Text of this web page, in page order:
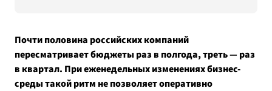
Почти половина российских компаний
пересматривает бюджеты раз в полгода, треть — раз
в квартал. При еженедельных изменениях бизнес-
среды такой ритм не позволяет оперативно